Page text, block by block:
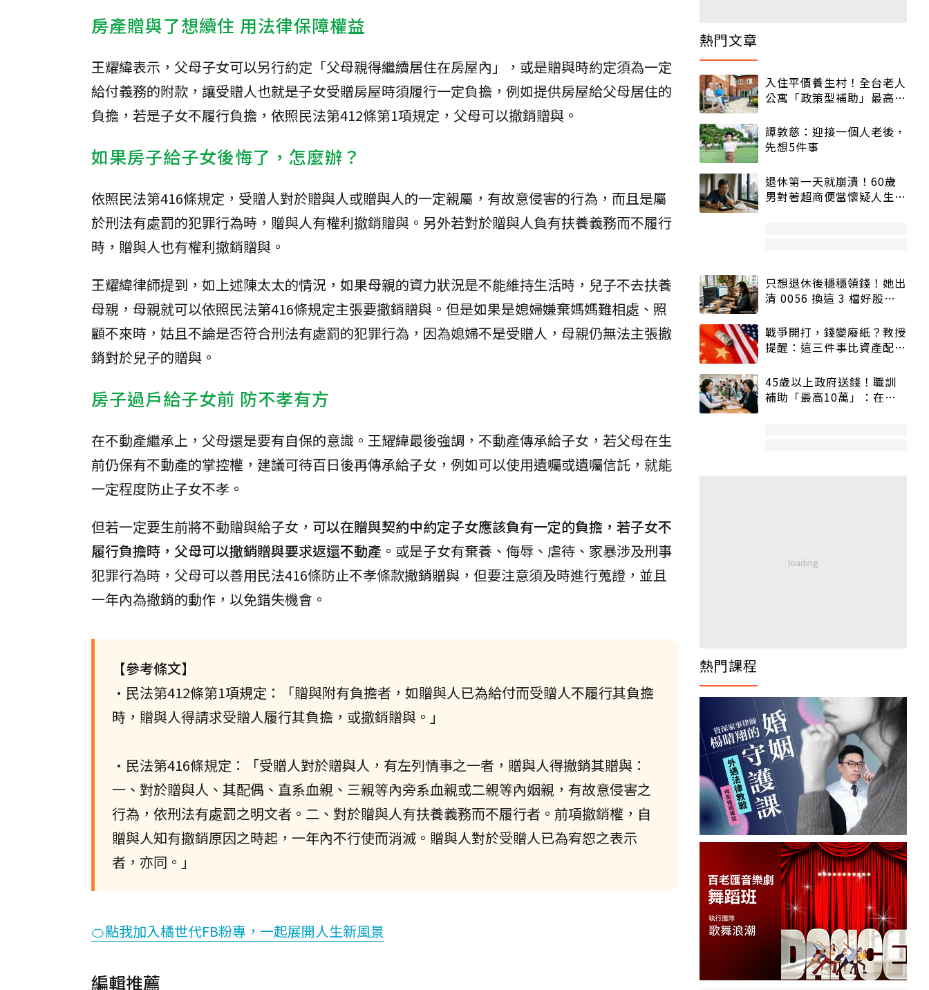
房產贈與了想續住 用法律保障權益
王耀緯表示，父母子女可以另行約定「父母親得繼續居住在房屋內」，或是贈與時約定須為一定
給付義務的附款，讓受贈人也就是子女受贈房屋時須履行一定負擔，例如提供房屋給父母居住的
負擔，若是子女不履行負擔，依照民法第412條第1項規定，父母可以撤銷贈與。
如果房子給子女後悔了，怎麼辦？
依照民法第416條規定，受贈人對於贈與人或贈與人的一定親屬，有故意侵害的行為，而且是屬
於刑法有處罰的犯罪行為時，贈與人有權利撤銷贈與。另外若對於贈與人負有扶養義務而不履行
時，贈與人也有權利撤銷贈與。
王耀緯律師提到，如上述陳太太的情況，如果母親的資力狀況是不能維持生活時，兒子不去扶養
母親，母親就可以依照民法第416條規定主張要撤銷贈與。但是如果是媳婦嫌棄媽媽難相處、照
顧不來時，姑且不論是否符合刑法有處罰的犯罪行為，因為媳婦不是受贈人，母親仍無法主張撤
銷對於兒子的贈與。
房子過戶給子女前 防不孝有方
在不動產繼承上，父母還是要有自保的意識。王耀緯最後強調，不動產傳承給子女，若父母在生
前仍保有不動產的掌控權，建議可待百日後再傳承給子女，例如可以使用遺囑或遺囑信託，就能
一定程度防止子女不孝。
但若一定要生前將不動贈與給子女， 可以在贈與契約中約定子女應該負有一定的負擔，若子女不
履行負擔時，父母可以撤銷贈與要求返還不動產 。或是子女有棄養、侮辱、虐待、家暴涉及刑事
犯罪行為時，父母可以善用民法416條防止不孝條款撤銷贈與，但要注意須及時進行蒐證，並且
一年內為撤銷的動作，以免錯失機會。
【參考條文】
•民法第412條第1項規定：「贈與附有負擔者，如贈與人已為給付而受贈人不履行其負擔
時，贈與人得請求受贈人履行其負擔，或撤銷贈與。」
•民法第416條規定：「受贈人對於贈與人，有左列情事之一者，贈與人得撤銷其贈與：
一、對於贈與人、其配偶、直系血親、三親等內旁系血親或二親等內姻親，有故意侵害之
行為，依刑法有處罰之明文者。二、對於贈與人有扶養義務而不履行者。前項撤銷權，自
贈與人知有撤銷原因之時起，一年內不行使而消滅。贈與人對於受贈人已為宥恕之表示
者，亦同。」
🍊點我加入橘世代FB粉專，一起展開人生新風景
編輯推薦
熱門文章
入住平價養生村！全台老人
公寓「政策型補助」最高打
譚敦慈：迎接一個人老後，
先想5件事
退休第一天就崩潰！60歲
男對著超商便當懷疑人生
只想退休後穩穩領錢！她出
清 0056 換這 3 檔好股：
戰爭開打，錢變廢紙？教授
提醒：這三件事比資產配置
45歲以上政府送錢！職訓
補助「最高10萬」：在
熱門課程